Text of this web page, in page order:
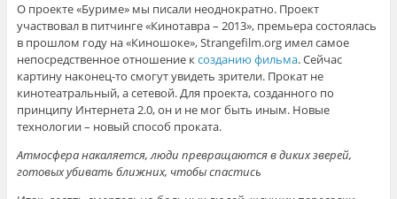
О проекте «Буриме» мы писали неоднократно. Проект
участвовал в питчинге «Кинотавра – 2013», премьера состоялась
в прошлом году на «Киношоке», Strangefilm.org имел самое
непосредственное отношение ксозданию фильма. Сейчас
картину наконец-то cмогут увидеть зрители. Прокат не
кинотеатральный, а сетевой. Для проекта, созданного по
принципу Интернета 2.0, он и не мог быть иным. Новые
технологии – новый способ проката.
Атмосфера накаляется, люди превращаются в диких зверей,
готовых убивать ближних, чтобы спастись